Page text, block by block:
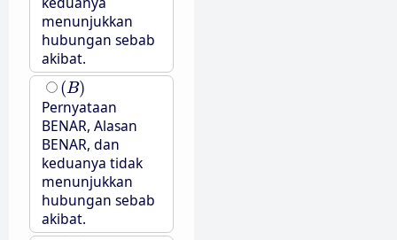
menunjukkan
hubungan sebab
akibat.
(B)
(B)
Pernyataan
BENAR, Alasan
BENAR, dan
keduanya tidak
menunjukkan
hubungan sebab
akibat.